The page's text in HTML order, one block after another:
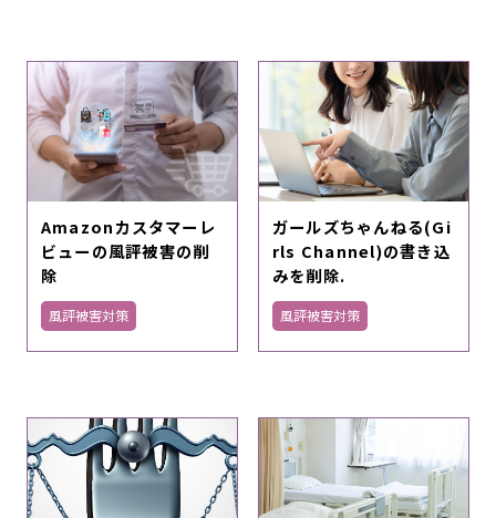
Amazonカスタマーレ
ビューの風評被害の削
除
風評被害対策
ガールズちゃんねる(Gi
rls Channel)の書き込
みを削除.
風評被害対策